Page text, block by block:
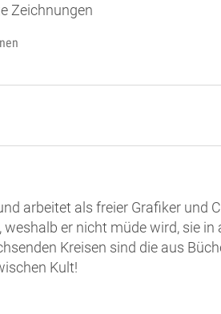
Zeichnungen
arbeitet als freier Grafiker und
er nicht müde wird, sie
Kreisen sind die aus
Kult!